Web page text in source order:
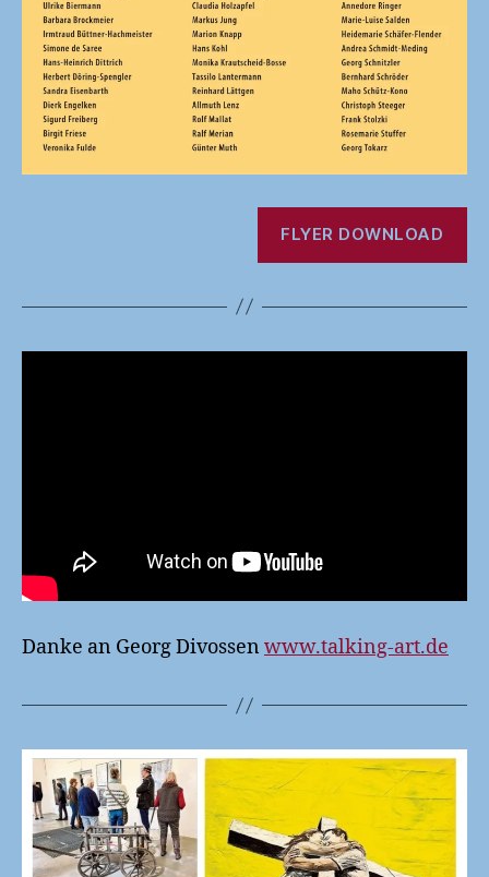
FLYER DOWNLOAD
Danke an Georg Divossen www.talking-art.de